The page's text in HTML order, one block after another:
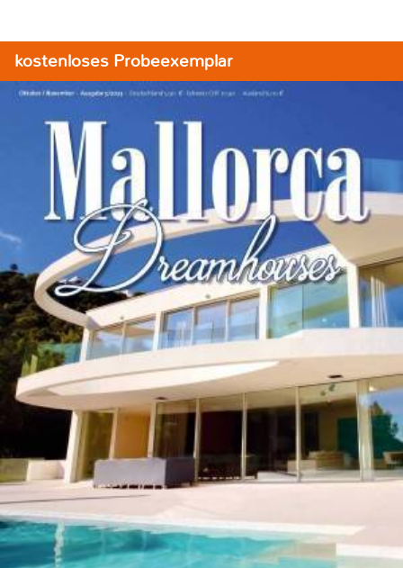
kostenloses Probeexemplar